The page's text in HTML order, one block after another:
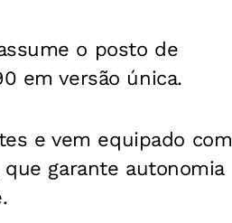
o posto de
em versão única.
e vem equipado com
garante autonomia